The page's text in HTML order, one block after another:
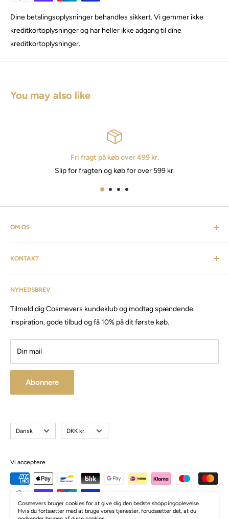
Dine betalingsoplysninger behandles sikkert. Vi gemmer ikke
kreditkortoplysninger og har heller ikke adgang til dine
kreditkortoplysninger.
You may also like
Fri fragt på køb over 499 kr.
Slip for fragten og køb for over 599 kr.
OM OS
finde alt fra frisørartikler, barberudstyr, personlig pleje,
inventar & listen fortsætter. Cosmevers er etableret i 2020, vi
har siden da solgt produkter og maskiner, til både privat &
Besøg vores store butik / showroom i Brabrand.
NYHEDSBREV
Tilmeld dig Cosmevers kundeklub og modtag spændende
inspiration, gode tilbud og få 10% på dit første køb.
Din mail
Abonnere
KONTAKT
CVR:41 50 56 21
Sprog
Dansk Valuta
DKK kr.
Vi acceptere
Cosmevers bruger cookies for at give dig den bedste shoppingoplevelse.
Hvis du fortsætter med at bruge vores tjenester, forudsætter det, at du